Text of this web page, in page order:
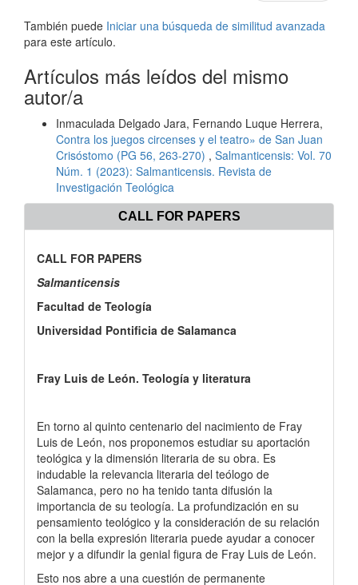
También puede Iniciar una búsqueda de similitud avanzada
para este artículo.
Artículos más leídos del mismo
autor/a
Inmaculada Delgado Jara, Fernando Luque Herrera,
Contra los juegos circenses y el teatro» de San Juan
Crisóstomo (PG 56, 263-270) , Salmanticensis: Vol. 70
Núm. 1 (2023): Salmanticensis. Revista de
Investigación Teológica
CALL FOR PAPERS
CALL FOR PAPERS
Salmanticensis
Facultad de Teología
Universidad Pontificia de Salamanca
Fray Luis de León. Teología y literatura
En torno al quinto centenario del nacimiento de Fray
Luis de León, nos proponemos estudiar su aportación
teológica y la dimensión literaria de su obra. Es
indudable la relevancia literaria del teólogo de
Salamanca, pero no ha tenido tanta difusión la
importancia de su teología. La profundización en su
pensamiento teológico y la consideración de su relación
con la bella expresión literaria puede ayudar a conocer
mejor y a difundir la genial figura de Fray Luis de León.
Esto nos abre a una cuestión de permanente